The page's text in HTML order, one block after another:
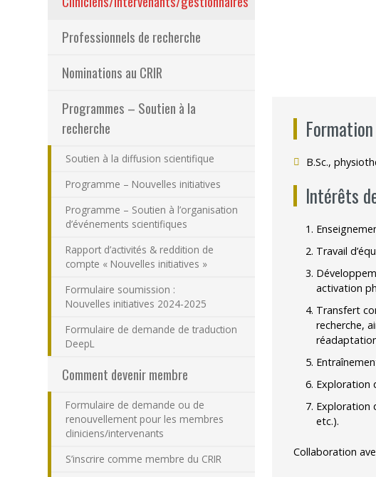
Résultats – Programmes :
Professionnels de recherche
Nominations au CRIR
Programmes – Soutien à la
recherche
Soutien à la diffusion scientifique
Programme – Nouvelles initiatives
Programme – Soutien à l’organisation
d’événements scientifiques
Rapport d’activités & reddition de
compte « Nouvelles initiatives »
Formulaire soumission :
Nouvelles initiatives 2024-2025
Formulaire de demande de traduction
DeepL
Comment devenir membre
Formulaire de demande ou de
renouvellement pour les membres
cliniciens/intervenants
S’inscrire comme membre du CRIR
Formation
B.Sc.,
Intérêts
Travail
activation
Transfert
recherche,
Exploration
Exploration
etc.).
Collaboration